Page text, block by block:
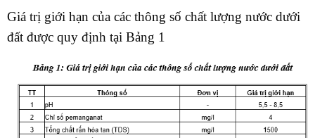
Giá trị giới hạn của các thông số chất lượng nước dưới
đất được quy định tại Bảng 1